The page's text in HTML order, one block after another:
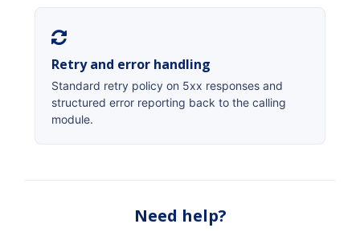
Retry and error handling
Standard retry policy on 5xx responses and
structured error reporting back to the calling
module.
Need help?